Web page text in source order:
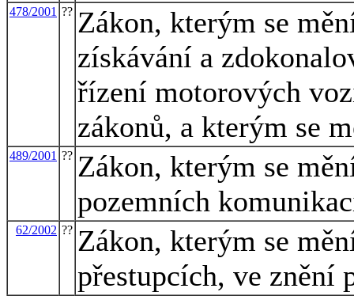
478/2001 ?? Zákon, kterým se
získávání a
řízení motorových
zákonů, a kterým se
489/2001 ?? Zákon, kterým se
pozemních
62/2002 ?? Zákon, kterým se
přestupcích, ve znění